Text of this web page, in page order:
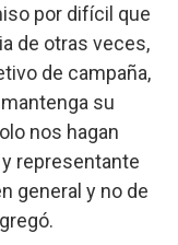
por difícil que
de otras veces,
de campaña,
su
nos hagan
representante
general y no de